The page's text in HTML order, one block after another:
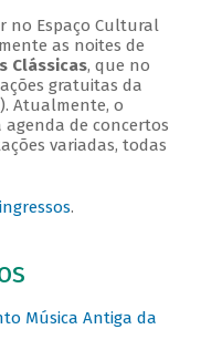
no Espaço Cultural
as noites de
Clássicas, que no
gratuitas da
Atualmente, o
de concertos
variadas, todas
.
Música Antiga da